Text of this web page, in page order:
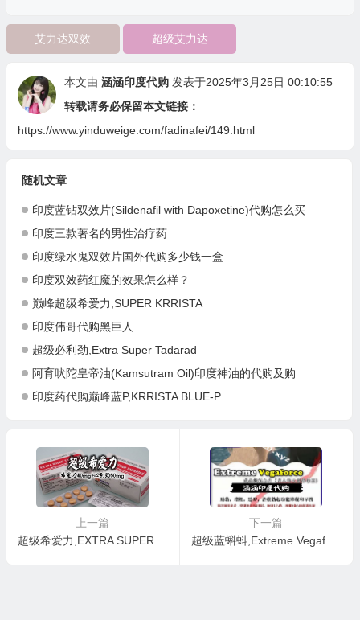
艾力达双效 超级艾力达
本文由 涵涵印度代购 发表于2025年3月25日 00:10:55
转载请务必保留本文链接：
https://www.yinduweige.com/fadinafei/149.html
随机文章
印度蓝钻双效片(Sildenafil with Dapoxetine)代购怎么买
印度三款著名的男性治疗药
印度绿水鬼双效片国外代购多少钱一盒
印度双效药红魔的效果怎么样？
巅峰超级希爱力,SUPER KRRISTA
印度伟哥代购黑巨人
超级必利劲,Extra Super Tadarad
阿育吠陀皇帝油(Kamsutram Oil)印度神油的代购及购
印度药代购巅峰蓝P,KRRISTA BLUE-P
上一篇
超级希爱力,EXTRA SUPER TADARISE
下一篇
超级蓝蝌蚪,Extreme Vegaforce